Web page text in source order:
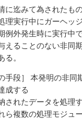
に迄みて為されたもの
理実行中にガーヘッ
例外発生時に実行中
えることのない非同
る。
手段］ 本発明の非同
成する
されたデータを処理
ら複数の処理モジュ